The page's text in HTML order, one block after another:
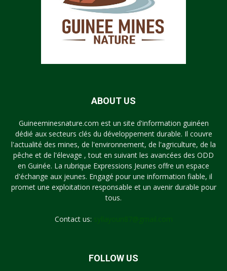
ABOUT US
Guineeminesnature.com est un site d'information guinéen
dédié aux secteurs clés du développement durable. Il couvre
l'actualité des mines, de l'environnement, de l'agriculture, de la
pêche et de l'élevage , tout en suivant les avancées des ODD
en Guinée. La rubrique Expressions Jeunes offre un espace
d'échange aux jeunes. Engagé pour une information fiable, il
promet une exploitation responsable et un avenir durable pour
tous.
Contact us:
FOLLOW US